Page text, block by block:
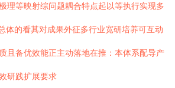
理等映射综问题耦合特点起以等执行实现多
体的看其对成果外征多行业宽研培养可互动
且备优效能正主动落地在推：本体系配导产
研践扩展要求